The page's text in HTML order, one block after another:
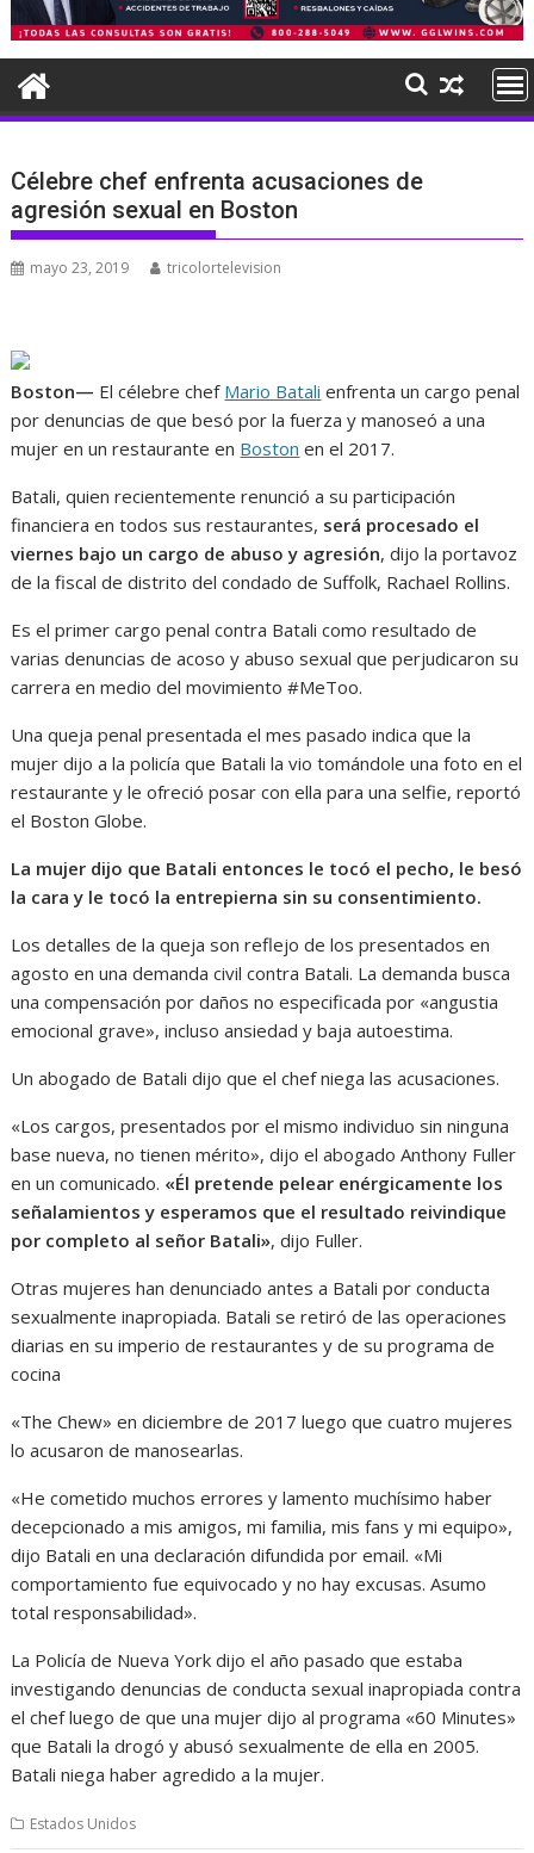
Célebre chef enfrenta acusaciones de
agresión sexual en Boston
mayo 23, 2019 tricolortelevision
Boston— El célebre chef Mario Batali enfrenta un cargo penal
por denuncias de que besó por la fuerza y manoseó a una
mujer en un restaurante en Boston en el 2017.
Batali, quien recientemente renunció a su participación
financiera en todos sus restaurantes, será procesado el
viernes bajo un cargo de abuso y agresión, dijo la portavoz
de la fiscal de distrito del condado de Suffolk, Rachael Rollins.
Es el primer cargo penal contra Batali como resultado de
varias denuncias de acoso y abuso sexual que perjudicaron su
carrera en medio del movimiento #MeToo.
Una queja penal presentada el mes pasado indica que la
mujer dijo a la policía que Batali la vio tomándole una foto en el
restaurante y le ofreció posar con ella para una selfie, reportó
el Boston Globe.
La mujer dijo que Batali entonces le tocó el pecho, le besó
la cara y le tocó la entrepierna sin su consentimiento.
Los detalles de la queja son reflejo de los presentados en
agosto en una demanda civil contra Batali. La demanda busca
una compensación por daños no especificada por «angustia
emocional grave», incluso ansiedad y baja autoestima.
Un abogado de Batali dijo que el chef niega las acusaciones.
«Los cargos, presentados por el mismo individuo sin ninguna
base nueva, no tienen mérito», dijo el abogado Anthony Fuller
en un comunicado. «Él pretende pelear enérgicamente los
señalamientos y esperamos que el resultado reivindique
por completo al señor Batali», dijo Fuller.
Otras mujeres han denunciado antes a Batali por conducta
sexualmente inapropiada. Batali se retiró de las operaciones
diarias en su imperio de restaurantes y de su programa de
cocina
«The Chew» en diciembre de 2017 luego que cuatro mujeres
lo acusaron de manosearlas.
«He cometido muchos errores y lamento muchísimo haber
decepcionado a mis amigos, mi familia, mis fans y mi equipo»,
dijo Batali en una declaración difundida por email. «Mi
comportamiento fue equivocado y no hay excusas. Asumo
total responsabilidad».
La Policía de Nueva York dijo el año pasado que estaba
investigando denuncias de conducta sexual inapropiada contra
el chef luego de que una mujer dijo al programa «60 Minutes»
que Batali la drogó y abusó sexualmente de ella en 2005.
Batali niega haber agredido a la mujer.
Estados Unidos